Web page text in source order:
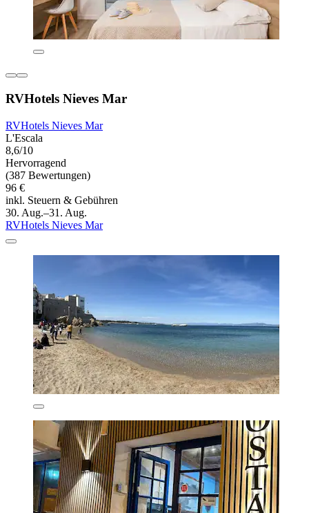
RVHotels Nieves Mar
RVHotels Nieves Mar
L'Escala
8,6/10
Hervorragend
(387 Bewertungen)
96 €
inkl. Steuern & Gebühren
30. Aug.–31. Aug.
RVHotels Nieves Mar